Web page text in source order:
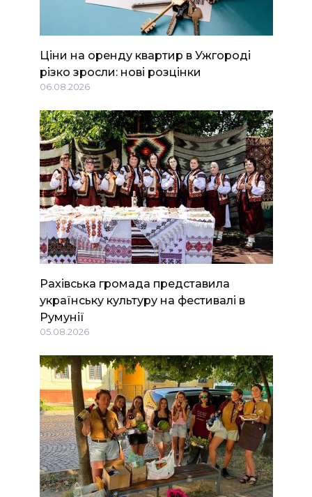
Ціни на оренду квартир в Ужгороді
різко зросли: нові розцінки
06.08.2026
Рахівська громада представила
українську культуру на фестивалі в
Румунії
05.08.2026